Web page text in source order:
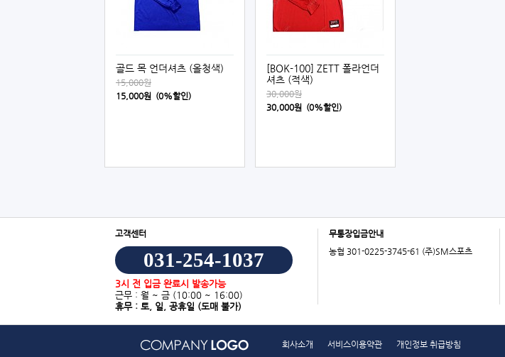
골드 목 언더셔츠 (올청색)
15,000원
15,000원 (0%할인)
[BOK-100] ZETT 폴라언더
셔츠 (적색)
30,000원
30,000원 (0%할인)
고객센터
031-254-1037
3시 전 입금 완료시 발송가능
근무 : 월 ~ 금 (10:00 ~ 16:00)
휴무 : 토, 일, 공휴일 (도매 불가)
무통장입금안내
농협 301-0225-3745-61 (주)SM스포츠
회사소개 서비스이용약관 개인정보 취급방침